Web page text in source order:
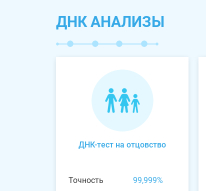
ДНК АНАЛИЗЫ
ДНК-тест на отцовство
Точность
99,999%